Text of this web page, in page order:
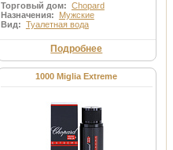
Торговый дом: Chopard
Назначения: Мужские
Вид: Туалетная вода
Подробнее
1000 Miglia Extreme